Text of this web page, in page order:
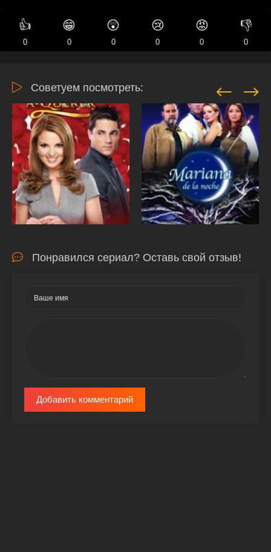
👍
0
😁
0
😲
0
😢
0
😡
0
👎
0
Советуем посмотреть:
Понравился сериал? Оставь свой отзыв!
Добавить комментарий